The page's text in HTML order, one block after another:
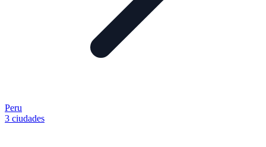
Peru
3 ciudades